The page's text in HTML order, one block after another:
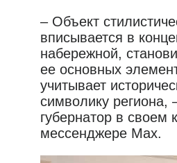
– Объект
вписывается в
набережной,
ее основных
учитывает
символику региона,
губернатор в своем
мессенджере Max.